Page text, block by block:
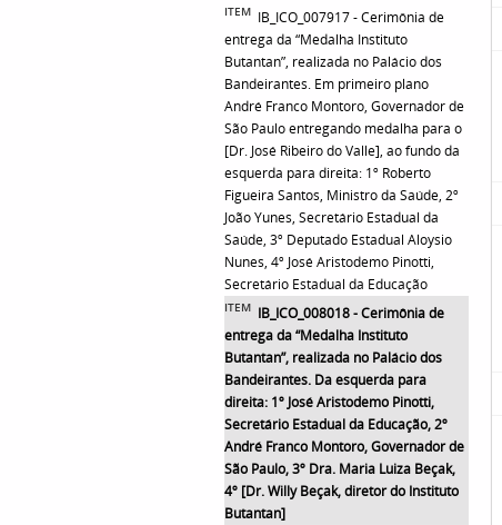
ITEM IB_ICO_007917 - Cerimônia de
entrega da “Medalha Instituto
Butantan”, realizada no Palácio dos
Bandeirantes. Em primeiro plano
André Franco Montoro, Governador de
São Paulo entregando medalha para o
[Dr. José Ribeiro do Valle], ao fundo da
esquerda para direita: 1º Roberto
Figueira Santos, Ministro da Saúde, 2º
João Yunes, Secretário Estadual da
Saúde, 3º Deputado Estadual Aloysio
Nunes, 4º José Aristodemo Pinotti,
Secretário Estadual da Educação
ITEM IB_ICO_008018 - Cerimônia de
entrega da “Medalha Instituto
Butantan”, realizada no Palácio dos
Bandeirantes. Da esquerda para
direita: 1º José Aristodemo Pinotti,
Secretário Estadual da Educação, 2º
André Franco Montoro, Governador de
São Paulo, 3º Dra. Maria Luiza Beçak,
4º [Dr. Willy Beçak, diretor do Instituto
Butantan]